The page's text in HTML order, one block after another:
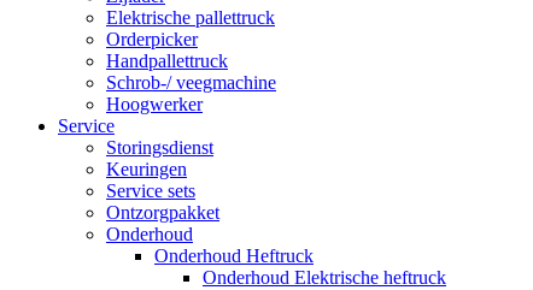
Elektrische pallettruck
Orderpicker
Handpallettruck
Schrob-/ veegmachine
Hoogwerker
Service
Storingsdienst
Keuringen
Service sets
Ontzorgpakket
Onderhoud
Onderhoud Heftruck
Onderhoud Elektrische heftruck